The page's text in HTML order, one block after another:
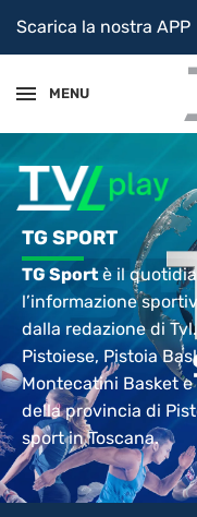
Scarica la nostra APP
MENU
TG SPORT
TG Sportè il
l’informazione
dalla redazione di
Pistoiese, Pistoia
Montecatini Basket
della provincia di
sport in Toscana.